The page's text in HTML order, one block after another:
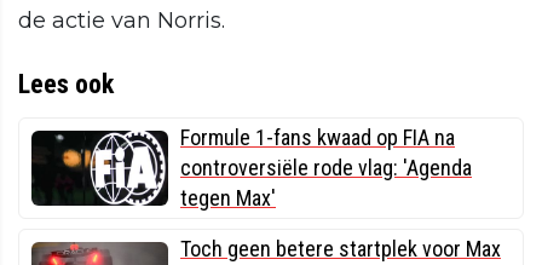
de actie van Norris.
Lees ook
Formule 1-fans kwaad op FIA na
controversiële rode vlag: 'Agenda
tegen Max'
Toch geen betere startplek voor Max